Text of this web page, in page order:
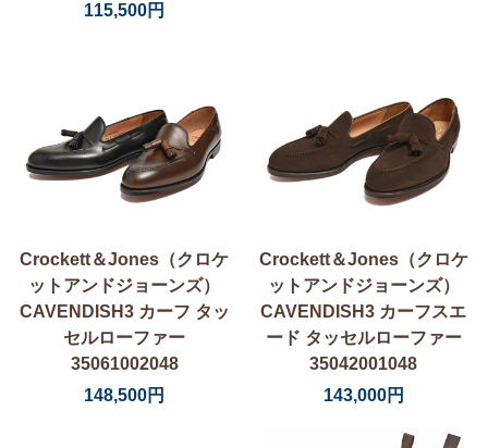
115,500円
Crockett＆Jones（クロケ
ットアンドジョーンズ）
CAVENDISH3 カーフ タッ
セルローファー
35061002048
148,500円
Crockett＆Jones（クロケ
ットアンドジョーンズ）
CAVENDISH3 カーフスエ
ード タッセルローファー
35042001048
143,000円